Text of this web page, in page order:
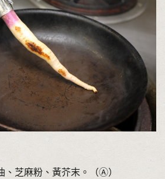
、芝麻粉、黃芥末。（Ⓐ）